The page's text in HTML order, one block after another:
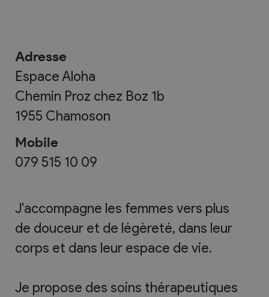
Adresse
Espace Aloha
Chemin Proz chez Boz 1b
1955 Chamoson
Mobile
079 515 10 09
J'accompagne les femmes vers plus
de douceur et de légèreté, dans leur
corps et dans leur espace de vie.
Je propose des soins thérapeutiques